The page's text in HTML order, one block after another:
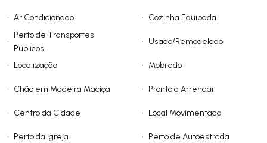
• Ar Condicionado • Cozinha Equipada
•
Perto de Transportes
Públicos
• Usado/Remodelado
• Localização • Mobilado
• Chão em Madeira Maciça • Pronto a Arrendar
• Centro da Cidade • Local Movimentado
• Perto da Igreja • Perto de Autoestrada